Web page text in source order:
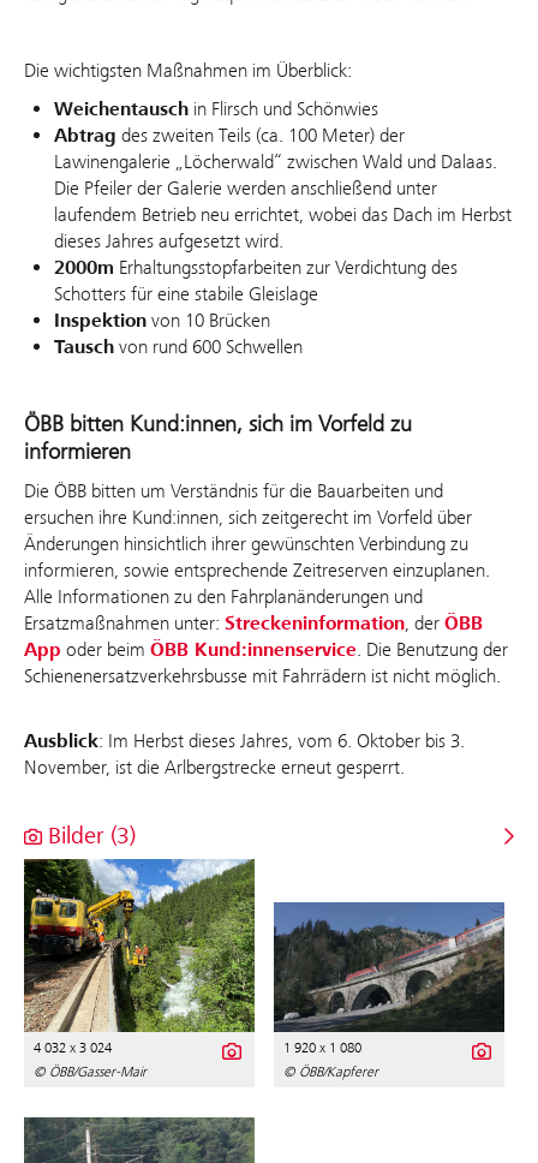
Die wichtigsten Maßnahmen im Überblick:
Weichentausch in Flirsch und Schönwies
Abtrag des zweiten Teils (ca. 100 Meter) der
Lawinengalerie „Löcherwald“ zwischen Wald und Dalaas.
Die Pfeiler der Galerie werden anschließend unter
laufendem Betrieb neu errichtet, wobei das Dach im Herbst
dieses Jahres aufgesetzt wird.
2000m Erhaltungsstopfarbeiten zur Verdichtung des
Schotters für eine stabile Gleislage
Inspektion von 10 Brücken
Tausch von rund 600 Schwellen
ÖBB bitten Kund:innen, sich im Vorfeld zu
informieren
Die ÖBB bitten um Verständnis für die Bauarbeiten und
ersuchen ihre Kund:innen, sich zeitgerecht im Vorfeld über
Änderungen hinsichtlich ihrer gewünschten Verbindung zu
informieren, sowie entsprechende Zeitreserven einzuplanen.
Alle Informationen zu den Fahrplanänderungen und
Ersatzmaßnahmen unter: Streckeninformation, der ÖBB
App oder beim ÖBB Kund:innenservice. Die Benutzung der
Schienenersatzverkehrsbusse mit Fahrrädern ist nicht möglich.
Ausblick: Im Herbst dieses Jahres, vom 6. Oktober bis 3.
November, ist die Arlbergstrecke erneut gesperrt.
Bilder (3)
4 032 x 3 024
© ÖBB/Gasser-Mair
1 920 x 1 080
© ÖBB/Kapferer